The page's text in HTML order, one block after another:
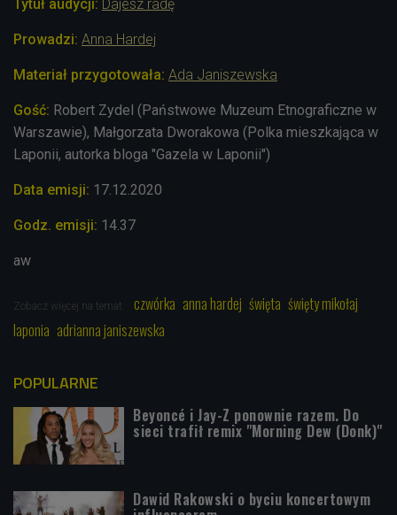
Tytuł audycji: Dajesz radę
Prowadzi: Anna Hardej
Materiał przygotowała: Ada Janiszewska
Gość: Robert Zydel (Państwowe Muzeum Etnograficzne w
Warszawie), Małgorzata Dworakowa (Polka mieszkająca w
Laponii, autorka bloga "Gazela w Laponii")
Data emisji: 17.12.2020
Godz. emisji: 14.37
aw
Zobacz więcej na temat: czwórka anna hardej święta święty mikołaj
laponia adrianna janiszewska
POPULARNE
Beyoncé i Jay-Z ponownie razem. Do
sieci trafił remix "Morning Dew (Donk)"
Dawid Rakowski o byciu koncertowym